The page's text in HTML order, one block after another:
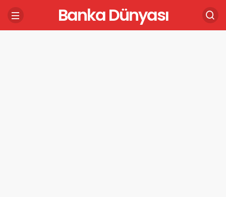
Banka Dünyası